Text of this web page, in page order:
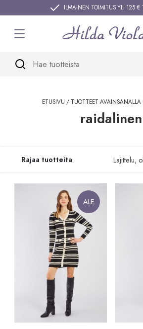
ILMAINEN TOIMITUS YLI 125 €
ETUSIVU / TUOTTEET AVAINSANALLA
raidalinen
Siirry tuotteisiin
Rajaa tuotteita
ALE